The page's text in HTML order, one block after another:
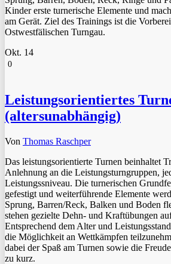
Kinder erste turnerische Elemente und
am Gerät. Ziel des Trainings ist die
Ostwestfälischen Turngau.
Okt. 14
0
Leistungsorientiertes
(altersunabhängig)
Von Thomas Raschper
Das leistungsorientierte Turnen beinhaltet
Anlehnung an die Leistungsturngruppen,
Leistungssniveau. Die turnerischen
gefestigt und weiterführende Elemente
Sprung, Barren/Reck, Balken und Boden
stehen gezielte Dehn- und Kraftübungen
Entsprechend dem Alter und
die Möglichkeit an Wettkämpfen
dabei der Spaß am Turnen sowie die
zu kurz.